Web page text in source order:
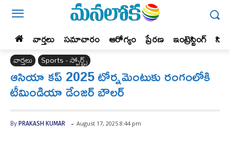
వార్తలు సమాచారం ఆరోగ్యం ప్రేర‌ణ‌ ఇంట్రెస్టింగ్‌
వార్తలు Sports - స్పోర్ట్స్‌
ఆసియా కప్ 2025 టోర్నమెంటుకు రంగంలోకి
టీమిండియా డేంజర్ బౌలర్
By PRAKASH KUMAR - August 17, 2025 8:44 pm